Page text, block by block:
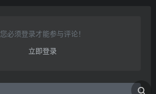
您必须登录才能参与评论！
立即登录